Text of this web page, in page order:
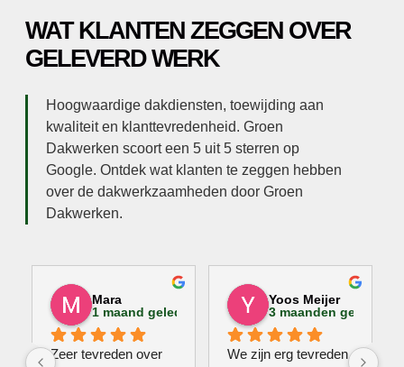
WAT KLANTEN ZEGGEN OVER
GELEVERD WERK
Hoogwaardige dakdiensten, toewijding aan
kwaliteit en klanttevredenheid. Groen
Dakwerken scoort een 5 uit 5 sterren op
Google. Ontdek wat klanten te zeggen hebben
over de dakwerkzaamheden door Groen
Dakwerken.
Mara
1 maand geleden
Zeer tevreden over
Yoos Meijer
3 maanden geleden
We zijn erg tevreden